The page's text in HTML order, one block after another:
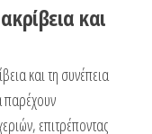
και
και τη συνέπεια
παρέχουν
επιτρέποντας